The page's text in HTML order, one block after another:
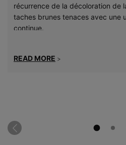
récurrence de la décoloration de
taches brunes tenaces avec une
continue.
READ MORE >